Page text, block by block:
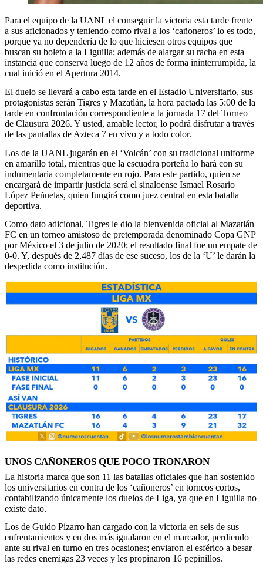
Para el equipo de la UANL el conseguir la victoria esta tarde frente
a sus aficionados y teniendo como rival a los ‘cañoneros’ lo es todo,
porque ya no dependería de lo que hiciesen otros equipos que
buscan su boleto a la Liguilla; además de alargar su racha en esta
instancia que conserva luego de 12 años de forma ininterrumpida, la
cual inició en el Apertura 2014.
El duelo se llevará a cabo esta tarde en el Estadio Universitario, sus
protagonistas serán Tigres y Mazatlán, la hora pactada las 5:00 de la
tarde en confrontación correspondiente a la jornada 17 del Torneo
de Clausura 2026. Y usted, amable lector, lo podrá disfrutar a través
de las pantallas de Azteca 7 en vivo y a todo color.
Los de la UANL jugarán en el ‘Volcán’ con su tradicional uniforme
en amarillo total, mientras que la escuadra porteña lo hará con su
indumentaria completamente en rojo. Para este partido, quien se
encargará de impartir justicia será el sinaloense Ismael Rosario
López Peñuelas, quien fungirá como juez central en esta batalla
deportiva.
Como dato adicional, Tigres le dio la bienvenida oficial al Mazatlán
FC en un torneo amistoso de pretemporada denominado Copa GNP
por México el 3 de julio de 2020; el resultado final fue un empate de
0-0. Y, después de 2,487 días de ese suceso, los de la ‘U’ le darán la
despedida como institución.
UNOS CAÑONEROS QUE POCO TRONARON
La historia marca que son 11 las batallas oficiales que han sostenido
los universitarios en contra de los ‘cañoneros’ en torneos cortos,
contabilizando únicamente los duelos de Liga, ya que en Liguilla no
existe dato.
Los de Guido Pizarro han cargado con la victoria en seis de sus
enfrentamientos y en dos más igualaron en el marcador, perdiendo
ante su rival en turno en tres ocasiones; enviaron el esférico a besar
las redes enemigas 23 veces y les propinaron 16 pepinillos.